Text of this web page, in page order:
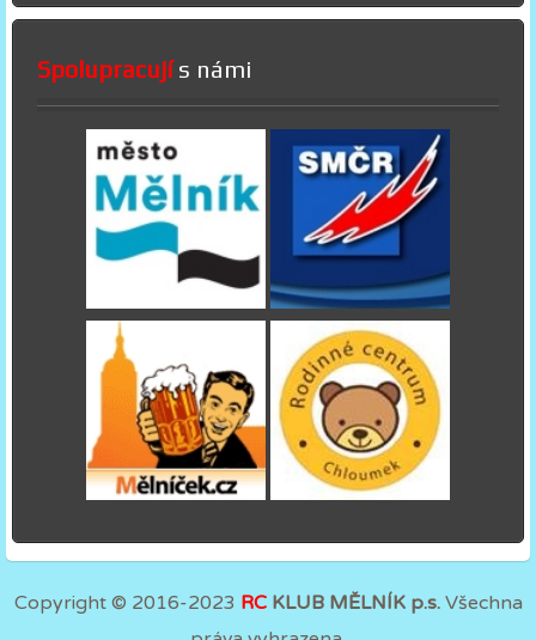
Spolupracujís námi
Copyright © 2016-2023 RC KLUB MĚLNÍK p.s.Všechna